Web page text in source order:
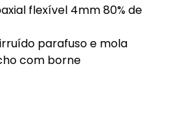
flexível 4mm 80% de
parafuso e mola
com borne